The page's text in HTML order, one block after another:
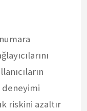
riskini azaltır